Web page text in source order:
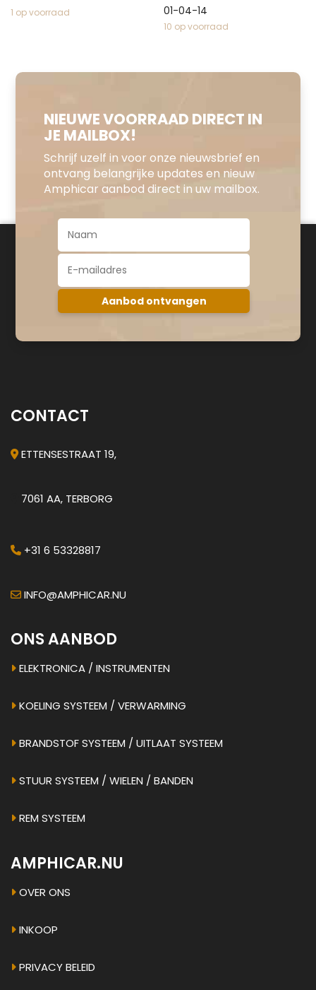
1 op voorraad
01-04-14
10 op voorraad
NIEUWE VOORRAAD DIRECT IN
JE MAILBOX!
Schrijf uzelf in voor onze nieuwsbrief en
ontvang belangrijke updates en nieuw
Amphicar aanbod direct in uw mailbox.
CONTACT
ETTENSESTRAAT 19,
7061 AA, TERBORG
+31 6 53328817
INFO@AMPHICAR.NU
ONS AANBOD
ELEKTRONICA / INSTRUMENTEN
KOELING SYSTEEM / VERWARMING
BRANDSTOF SYSTEEM / UITLAAT SYSTEEM
STUUR SYSTEEM / WIELEN / BANDEN
REM SYSTEEM
AMPHICAR.NU
OVER ONS
INKOOP
PRIVACY BELEID